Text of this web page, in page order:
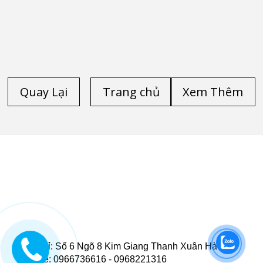
Quay Lại Xem Thêm
Trang chủ
/
DELL PRECISION M4700
LAPTOP CŨ HP ZBOOK 17-G2
LAPTOP CŨ DELL
LATITUDE E5520
LAPTOP CŨ DELL LATITUDE 5530
LAPTOP CŨ DELL LATITUDE E6520
Địa Chỉ: Số 6 Ngõ 8 Kim Giang Thanh Xuân Hà Nội
Hotline: 0966736616 - 0968221316